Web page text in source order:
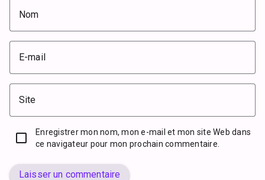
Nom
E-mail
Site
Enregistrer mon nom, mon e-mail et mon site Web dans
ce navigateur pour mon prochain commentaire.
Laisser un commentaire